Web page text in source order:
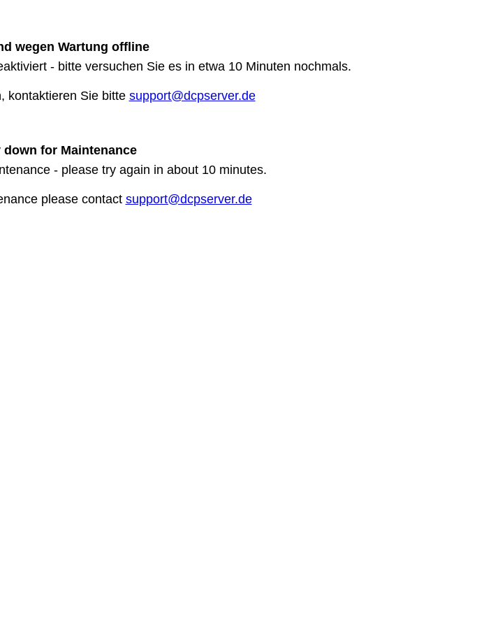
wegen Wartung offline
- bitte versuchen Sie es in etwa 10 Minuten nochmals.
kontaktieren Sie bitte support@dcpserver.de
for Maintenance
- please try again in about 10 minutes.
please contact support@dcpserver.de